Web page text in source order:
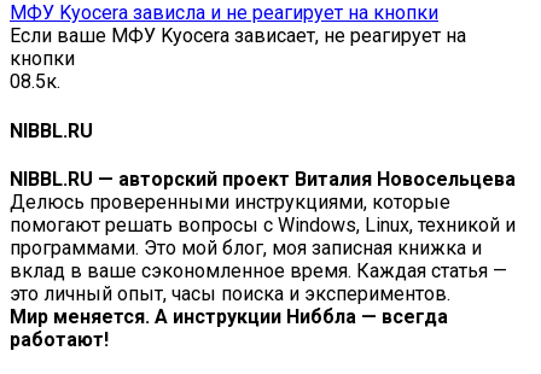
МФУ Kyocera зависла и не реагирует на кнопки
Если ваше МФУ Kyocera зависает, не реагирует на
кнопки
08.5к.
NIBBL.RU
NIBBL.RU — авторский проект Виталия Новосельцева
Делюсь проверенными инструкциями, которые
помогают решать вопросы с Windows, Linux, техникой и
программами. Это мой блог, моя записная книжка и
вклад в ваше сэкономленное время. Каждая статья —
это личный опыт, часы поиска и экспериментов.
Мир меняется. А инструкции Ниббла — всегда
работают!